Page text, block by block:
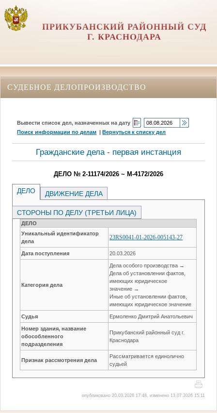
ПРИКУБАНСКИЙ РАЙОННЫЙ СУД
Г. КРАСНОДАРА
СУДЕБНОЕ ДЕЛОПРОИЗВОДСТВО
Вывести список дел, назначенных на дату
Поиск информации по делам |Вернуться к списку дел
Гражданские дела - первая инстанция
ДЕЛО № 2-11174/2026 ~ М-4172/2026
ДЕЛО ДВИЖЕНИЕ ДЕЛА
СТОРОНЫ ПО ДЕЛУ (ТРЕТЬИ ЛИЦА)
ДЕЛО
Уникальный идентификатор
дела
23RS0041-01-2026-005143-27
Дата поступления 20.03.2026
Категория дела
Дела особого производства →
Дела об установлении фактов,
имеющих юридическое
значение →
Иные об установлении фактов,
имеющих юридическое значение
Судья Ермоленко Дмитрий Анатольевич
Номер здания, название
обособленного
подразделения
Прикубанский районный суд г.
Краснодара
Признак рассмотрения дела
Рассматривается единолично
судьей
опубликовано 20.03.2026 17:48, изменено 13.07.2026 15:11